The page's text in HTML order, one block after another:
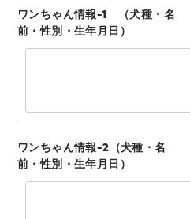
ワンちゃん情報-1 （犬種・名
前・性別・生年月日）
ワンちゃん情報-2（犬種・名
前・性別・生年月日）